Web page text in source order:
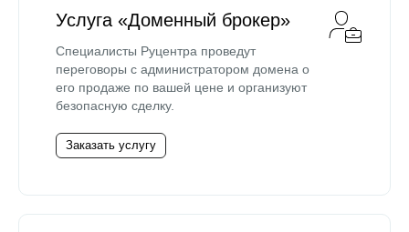
Услуга «Доменный брокер»
Специалисты Руцентра проведут
переговоры с администратором домена о
его продаже по вашей цене и организуют
безопасную сделку.
Заказать услугу